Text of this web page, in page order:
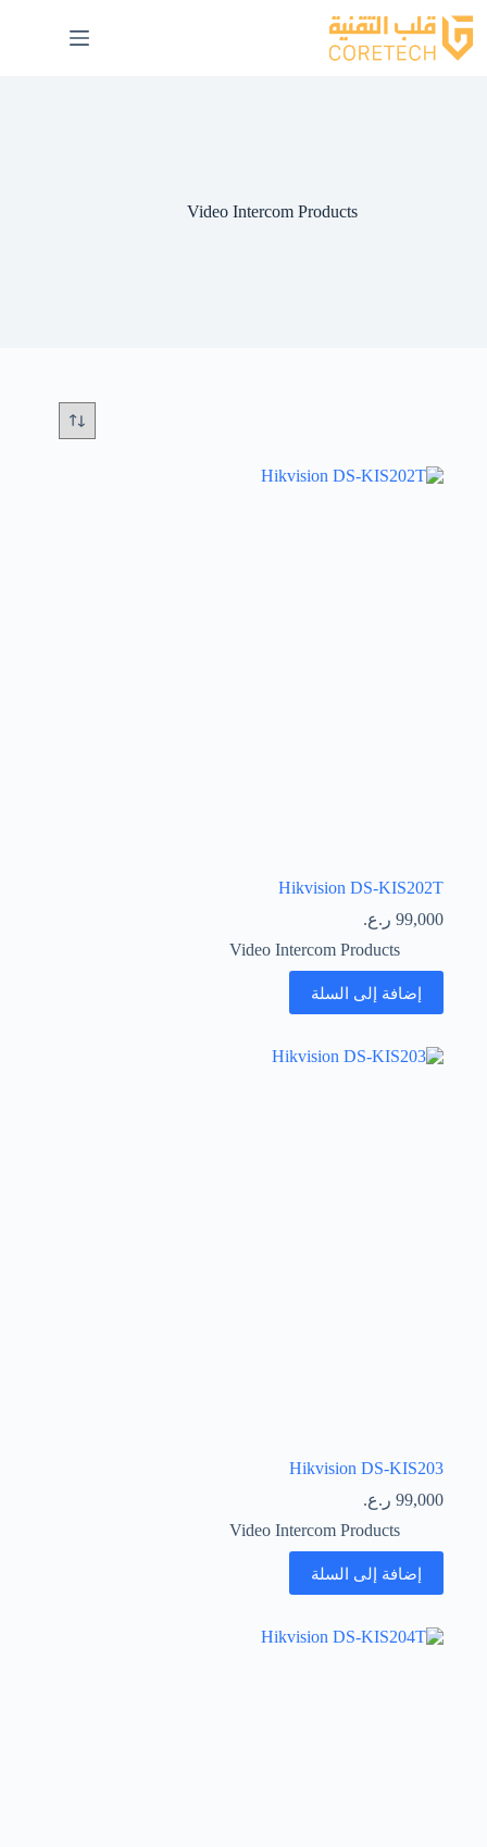
Video Intercom Products
Hikvision DS-KIS202T
99,000 ر.ع.
Video Intercom Products
إضافة إلى السلة
Hikvision DS-KIS203
99,000 ر.ع.
Video Intercom Products
إضافة إلى السلة